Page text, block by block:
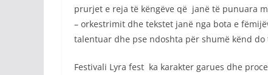
prurjet e reja të këngëve që janë të punuara
– orkestrimit dhe tekstet janë nga bota e
talentuar dhe pse ndoshta për shumë kënd
Festivali Lyra fest ka karakter garues dhe